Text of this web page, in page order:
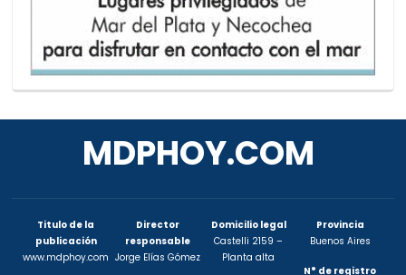
MDPHOY.COM
Titulo de la
publicación
www.mdphoy.com
Director
responsable
Jorge Elías Gómez
Domicilio legal
Castelli 2159 –
Planta alta
Provincia
Buenos Aires
N° de registro